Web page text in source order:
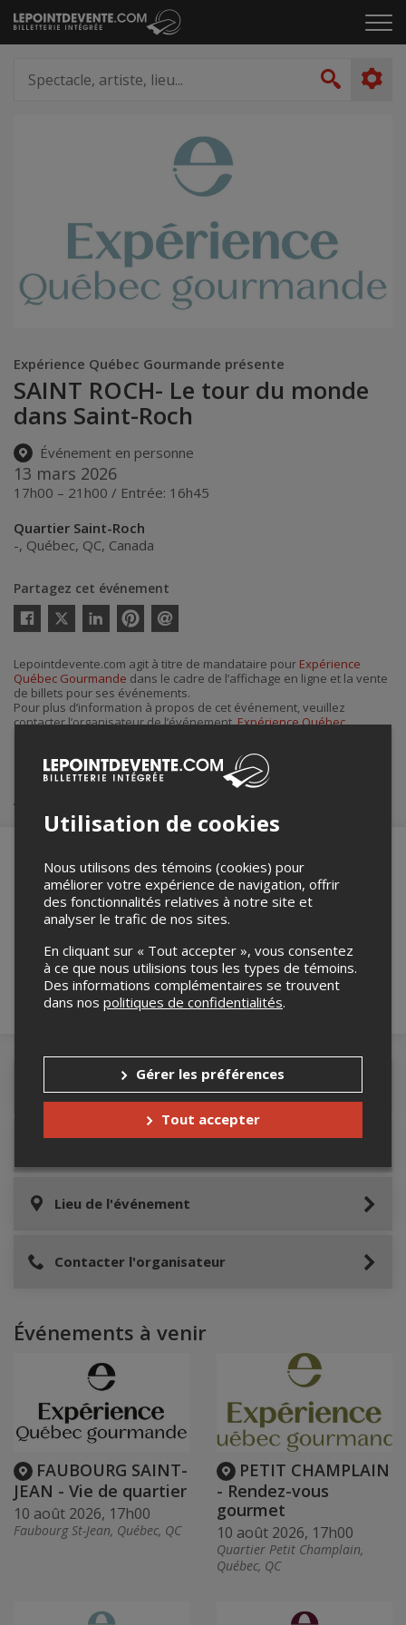
Passer
au
le
artiste,
lieu...
Expérience Québec Gourmande présente
SAINT ROCH- Le tour du monde
dans Saint-Roch
Événement en personne
13 mars 2026
17h00 – 21h00 / Entrée: 16h45
Quartier Saint-Roch
-, Québec, QC, Canada
Partagez cet événement
Twitter
courriel
Lepointdevente.com agit à titre de mandataire pour Expérience
Québec Gourmande dans le cadre de l’affichage en ligne et la vente
de billets pour ses événements.
Pour plus d’information à propos de cet événement, veuillez
contacter l’organisateur de l’événement,Expérience Québec
Achat de billets
Merci de confirmer que vous n'êtes pas un
robot ci-bas.
Détails de l'événement
Lieu de l'événement
Contacter l'organisateur
Événements à venir
FAUBOURG SAINT-
JEAN - Vie de quartier
10 août 2026, 17h00
Faubourg St-Jean, Québec, QC
PETIT CHAMPLAIN
- Rendez-vous
gourmet
10 août 2026, 17h00
Quartier Petit Champlain,
Québec, QC
Utilisation de cookies
Nous utilisons des témoins (cookies) pour
améliorer votre expérience de navigation, offrir
des fonctionnalités relatives à notre site et
analyser le trafic de nos sites.
En cliquant sur « Tout accepter », vous consentez
à ce que nous utilisions tous les types de témoins.
Des informations complémentaires se trouvent
dans nos politiques de confidentialités.
Gérer les préférences
Tout accepter